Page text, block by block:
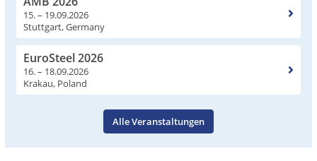
15. – 19.09.2026
Stuttgart, Germany
EuroSteel 2026
16. – 18.09.2026
Krakau, Poland
Alle Veranstaltungen